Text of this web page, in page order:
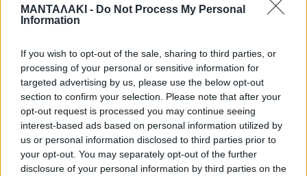
ΜΑΝΤΑΛΑΚΙ - Do Not Process My Personal
Information
If you wish to opt-out of the sale, sharing to third parties, or
processing of your personal or sensitive information for
targeted advertising by us, please use the below opt-out
section to confirm your selection. Please note that after your
opt-out request is processed you may continue seeing
interest-based ads based on personal information utilized by
us or personal information disclosed to third parties prior to
your opt-out. You may separately opt-out of the further
disclosure of your personal information by third parties on the
τσάντα μου, φώναζε», περιγράφει τη
μάρτυρας.
Ο δράστης κινήθηκε αστραπιαία στο
στενό πεζοδρόμιο, ανάμεσα από
δέντρα και από τον πάγκο με